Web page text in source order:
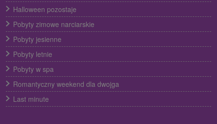
Halloween pozostaje
Pobyty zimowe narciarskie
Pobyty jesienne
Pobyty letnie
Pobyty w spa
Romantyczny weekend dla dwojga
Last minute